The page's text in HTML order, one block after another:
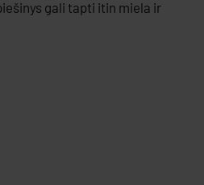
gali tapti itin miela ir